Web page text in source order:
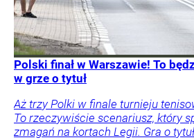
Polski finał w Warszawie! To
w grze o tytuł
Aż trzy Polki w finale turnieju
To rzeczywiście scenariusz, który
zmagań na kortach Legii. Gra o